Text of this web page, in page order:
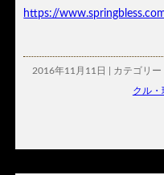
https://
2016年11月11日 | カテゴリー
クル・